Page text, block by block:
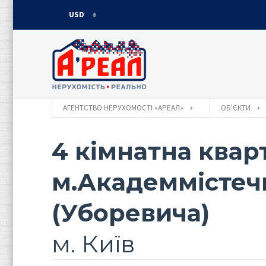
USD
UAH
АГЕНТСТВО НЕРУХОМОСТІ «АРЕАЛ» ОБ'ЄКТИ
4 кімнатна
(Уборевича)
м. Київ